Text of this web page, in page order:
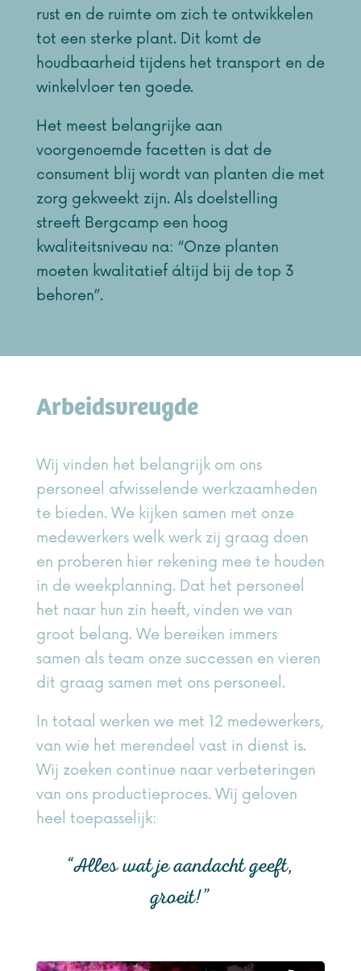
rust en de ruimte om zich te ontwikkelen
tot een sterke plant. Dit komt de
houdbaarheid tijdens het transport en de
winkelvloer ten goede.
Het meest belangrijke aan
voorgenoemde facetten is dat de
consument blij wordt van planten die met
zorg gekweekt zijn. Als doelstelling
streeft Bergcamp een hoog
kwaliteitsniveau na: “Onze planten
moeten kwalitatief áltijd bij de top 3
behoren”.
Arbeidsvreugde
Wij vinden het belangrijk om ons
personeel afwisselende werkzaamheden
te bieden. We kijken samen met onze
medewerkers welk werk zij graag doen
en proberen hier rekening mee te houden
in de weekplanning. Dat het personeel
het naar hun zin heeft, vinden we van
groot belang. We bereiken immers
samen als team onze successen en vieren
dit graag samen met ons personeel.
In totaal werken we met 12 medewerkers,
van wie het merendeel vast in dienst is.
Wij zoeken continue naar verbeteringen
van ons productieproces. Wij geloven
heel toepasselijk:
“Alles wat je aandacht geeft,
groeit!”